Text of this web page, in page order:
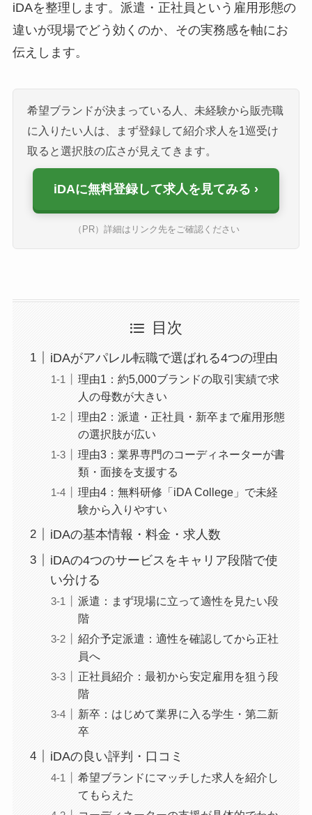
iDAを整理します。派遣・正社員という雇用形態の
違いが現場でどう効くのか、その実務感を軸にお
伝えします。
希望ブランドが決まっている人、未経験から販売職
に入りたい人は、まず登録して紹介求人を1巡受け
取ると選択肢の広さが見えてきます。
iDAに無料登録して求人を見てみる
（PR）詳細はリンク先をご確認ください
目次
iDAがアパレル転職で選ばれる4つの理由
理由1：約5,000ブランドの取引実績で求
人の母数が大きい
理由2：派遣・正社員・新卒まで雇用形態
の選択肢が広い
理由3：業界専門のコーディネーターが書
類・面接を支援する
理由4：無料研修「iDA College」で未経
験から入りやすい
iDAの基本情報・料金・求人数
iDAの4つのサービスをキャリア段階で使
い分ける
派遣：まず現場に立って適性を見たい段
階
紹介予定派遣：適性を確認してから正社
員へ
正社員紹介：最初から安定雇用を狙う段
階
新卒：はじめて業界に入る学生・第二新
卒
iDAの良い評判・口コミ
希望ブランドにマッチした求人を紹介し
てもらえた